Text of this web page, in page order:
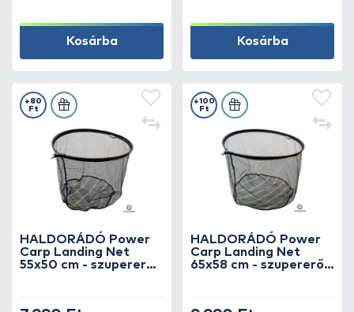
Kosárba Kosárba
HALDORÁDÓ Power
Carp Landing Net
55x50 cm - szupererős
+80
Ft
HALDORÁDÓ Power
Carp Landing Net
65x58 cm - szupererős
+100
Ft